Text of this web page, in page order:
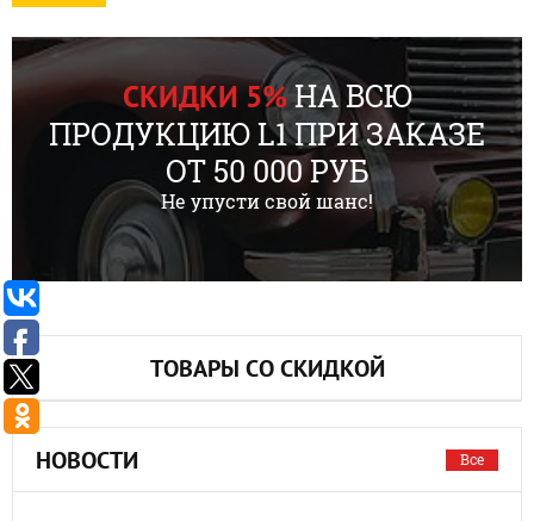
СКИДКИ 5%НА ВСЮ
ПРОДУКЦИЮ L1 ПРИ ЗАКАЗЕ
ОТ 50 000 РУБ
Не упусти свой шанс!
ТОВАРЫ СО СКИДКОЙ
НОВОСТИ Все